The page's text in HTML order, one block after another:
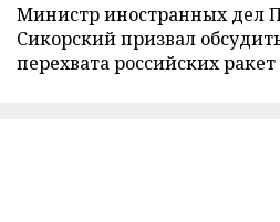
Министр иностранных дел
Сикорский призвал
перехвата российских